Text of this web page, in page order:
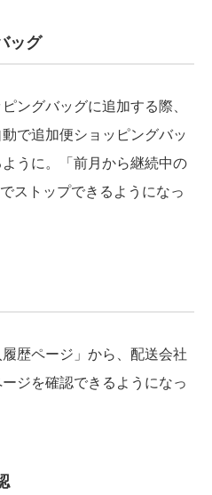
ッグ
ングバッグに追加する際、
で追加便ショッピングバッ
うに。「前月から継続中の
ストップできるようになっ
歴ページ」から、配送会社
ジを確認できるようになっ